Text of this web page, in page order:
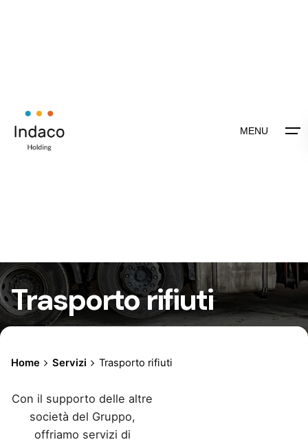
MENU
Trasporto rifiuti
Home Servizi Trasporto rifiuti
Con il supporto delle altre
società del Gruppo,
offriamo servizi di